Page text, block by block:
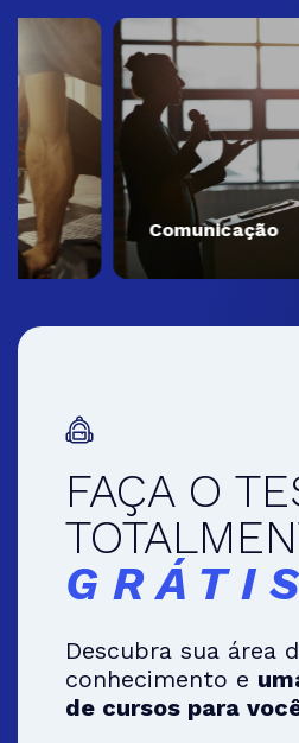
Comunicação
FAÇA O
GRÁTIS
Descubra sua área
conhecimento e
de cursos para